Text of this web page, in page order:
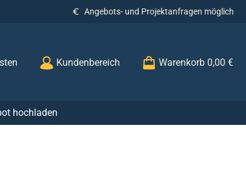
Angebots- und Projektanfragen möglich
Kundenbereich Warenkorb 0,00 €
hochladen